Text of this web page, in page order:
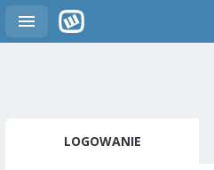
LOGOWANIE